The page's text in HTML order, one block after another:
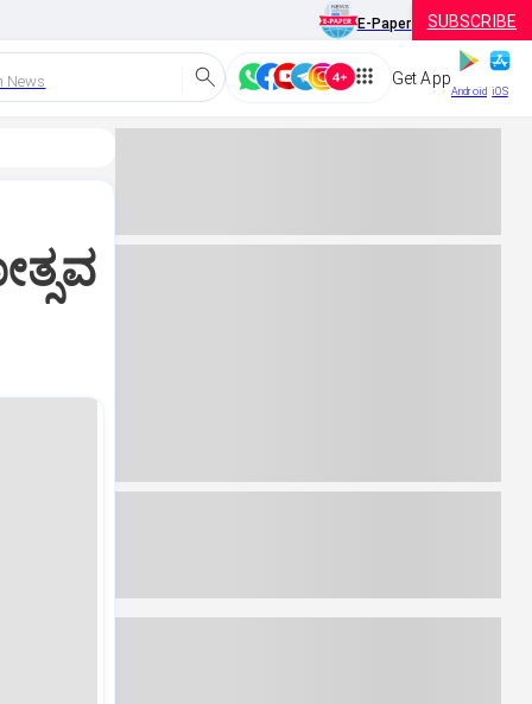
E-Paper SUBSCRIBE
News Get App
Android iOS